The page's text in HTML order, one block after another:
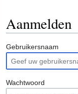
Aanmelden
Gebruikersnaam
Wachtwoord